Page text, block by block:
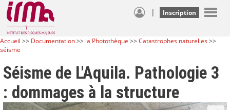
| Inscription
Accueil >> Documentation>> la Photothèque >>Catastrophes naturelles>>
séisme
Séisme de L'Aquila. Pathologie 3
: dommages à la structure